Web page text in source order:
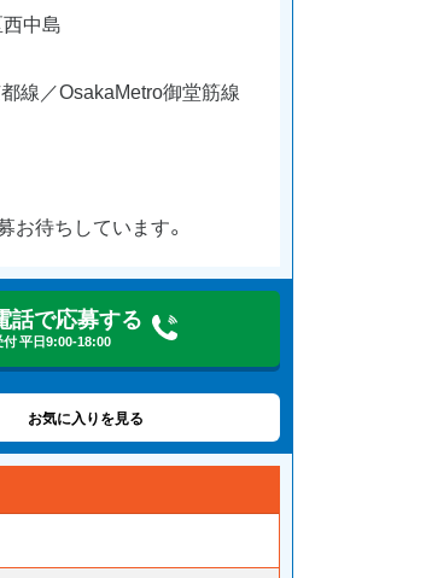
中島
線／OsakaMetro御堂筋線
お待ちしています。
話で応募する
付 平日9:00-18:00
お気に入りを見る